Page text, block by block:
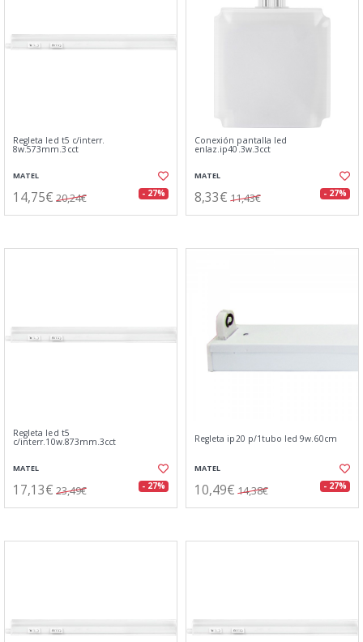
Regleta led t5 c/interr.
8w.573mm.3cct
MATEL
14,75€ 20,24€ - 27%
Conexión pantalla led
enlaz.ip40.3w.3cct
MATEL
8,33€ 11,43€ - 27%
Regleta led t5
c/interr.10w.873mm.3cct
MATEL
17,13€ 23,49€ - 27%
Regleta ip20 p/1tubo led 9w.60cm
MATEL
10,49€ 14,38€ - 27%